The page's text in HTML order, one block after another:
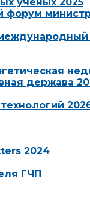
держава
2024
ГЧП